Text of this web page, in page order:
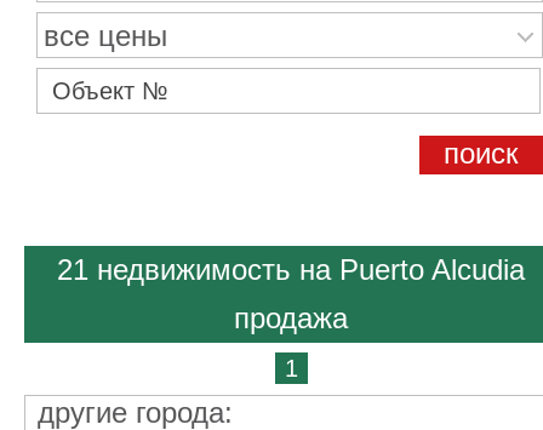
все цены
21 недвижимость на Puerto Alcudia
продажа
1
другие города: